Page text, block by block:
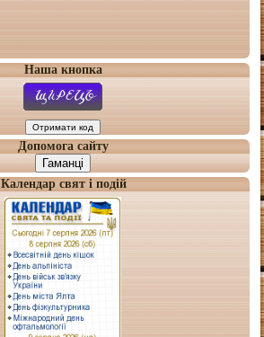
Наша кнопка
Допомога сайту
Гаманці
Календар свят і подій